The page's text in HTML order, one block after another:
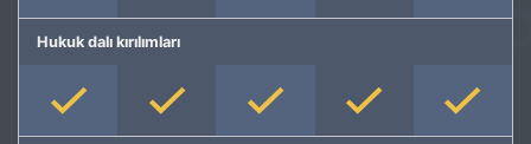
Hukuk dalı kırılımları